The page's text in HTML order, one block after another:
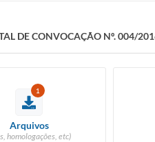
DE CONVOCAÇÃO Nº. 004/
1
Arquivos
homologações, etc)